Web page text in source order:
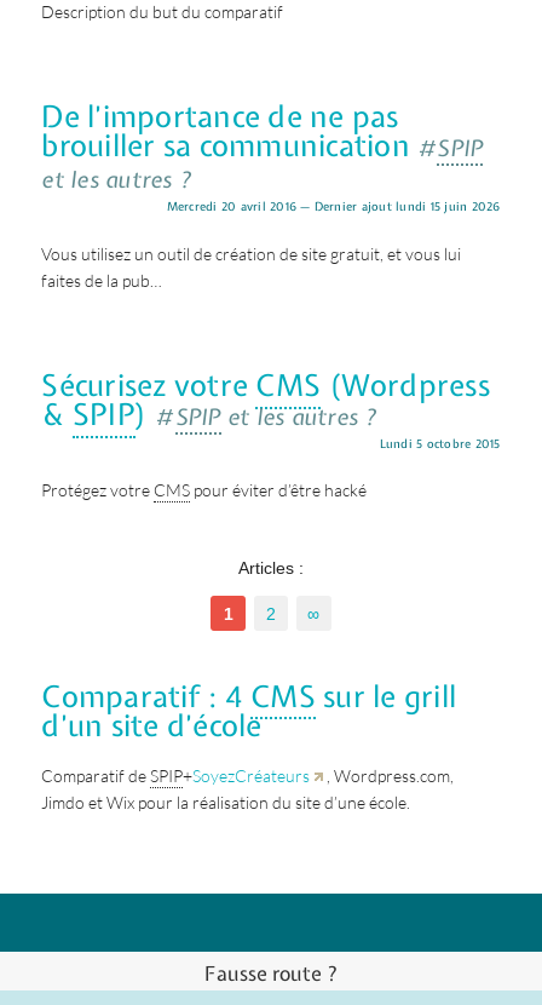
Description du but du comparatif
De l’importance de ne pas
brouiller sa communication #SPIP
et les autres ?
Mercredi 20 avril 2016 — Dernier ajout lundi 15 juin 2026
Vous utilisez un outil de création de site gratuit, et vous lui
faites de la pub…
Sécurisez votre CMS (Wordpress
& SPIP) #SPIPet les autres ?
Lundi 5 octobre 2015
Protégez votre CMS pour éviter d’être hacké
Articles :
1 2 ∞
Comparatif : 4 CMS sur le grill
d’un site d’école
Comparatif deSPIP+SoyezCréateurs
, Wordpress.com,
Jimdo et Wix pour la réalisation du site d’une école.
Fausse route ?